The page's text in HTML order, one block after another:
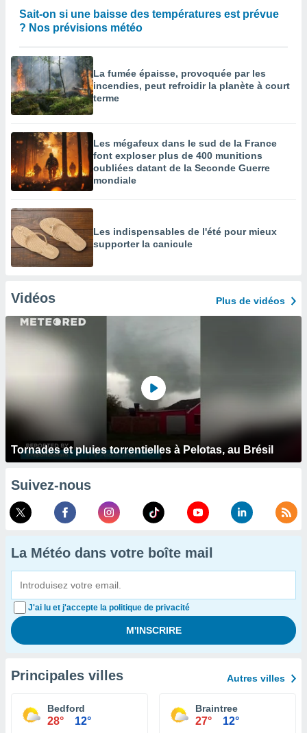
Sait-on si une baisse des températures est prévue
? Nos prévisions météo
La fumée épaisse, provoquée par les
incendies, peut refroidir la planète à court
terme
Les mégafeux dans le sud de la France
font exploser plus de 400 munitions
oubliées datant de la Seconde Guerre
mondiale
Les indispensables de l'été pour mieux
supporter la canicule
Vidéos Plus de vidéos
Tornades et pluies torrentielles à Pelotas, au Brésil
Suivez-nous
La Météo dans votre boîte mail
J'ai lu et j'accepte la politique de privacité
Principales villes Autres villes
Bedford
28° 12°
Braintree
27° 12°